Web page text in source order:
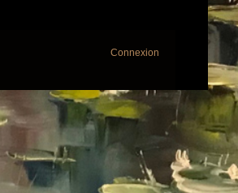
Connexion